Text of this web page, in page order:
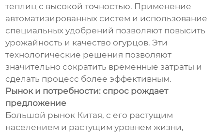
теплиц с высокой точностью. Применение
автоматизированных систем и использование
специальных удобрений позволяют повысить
урожайность и качество огурцов. Эти
технологические решения позволяют
значительно сократить временные затраты и
сделать процесс более эффективным.
Рынок и потребности: спрос рождает
предложение
Большой рынок Китая, с его растущим
населением и растущим уровнем жизни,